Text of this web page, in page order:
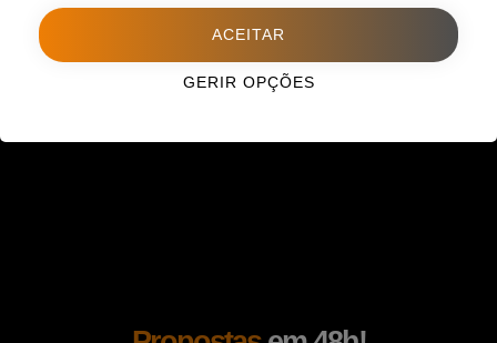
1588, 2º, sala 304
225 432 051
ACEITAR
GERIR OPÇÕES